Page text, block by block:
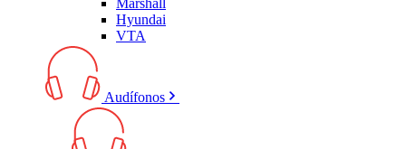
Hyundai
VTA
Audífonos